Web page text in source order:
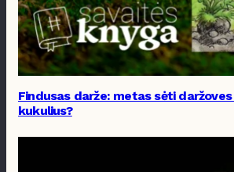
Findusas darže: metas sėti
kukulius?